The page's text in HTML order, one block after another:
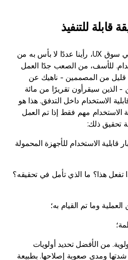
قابلة للتنفيذ
في الوقت الذي قضيناه في سوق UX، رأينا عددًا لا بأس به من
للأسف، من الصعب جدًا العمل
قليل من المصممين - ناهيك عن
- الذين سيقرأون تقريرًا من مائة
الاستخدام داخل التدفق. هذا هو
الاستخدام مهم فقط إذا تم العمل
تحقيق ذلك:
قابلية الاستخدام للأجهزة المحمولة
تفعل هذا؟ ما الذي تأمل في تحقيقه؟
وما تم القيام به؛
من الأفضل تحديد أولويات
شدتها ومدى صعوبة إصلاحها. بطبيعة